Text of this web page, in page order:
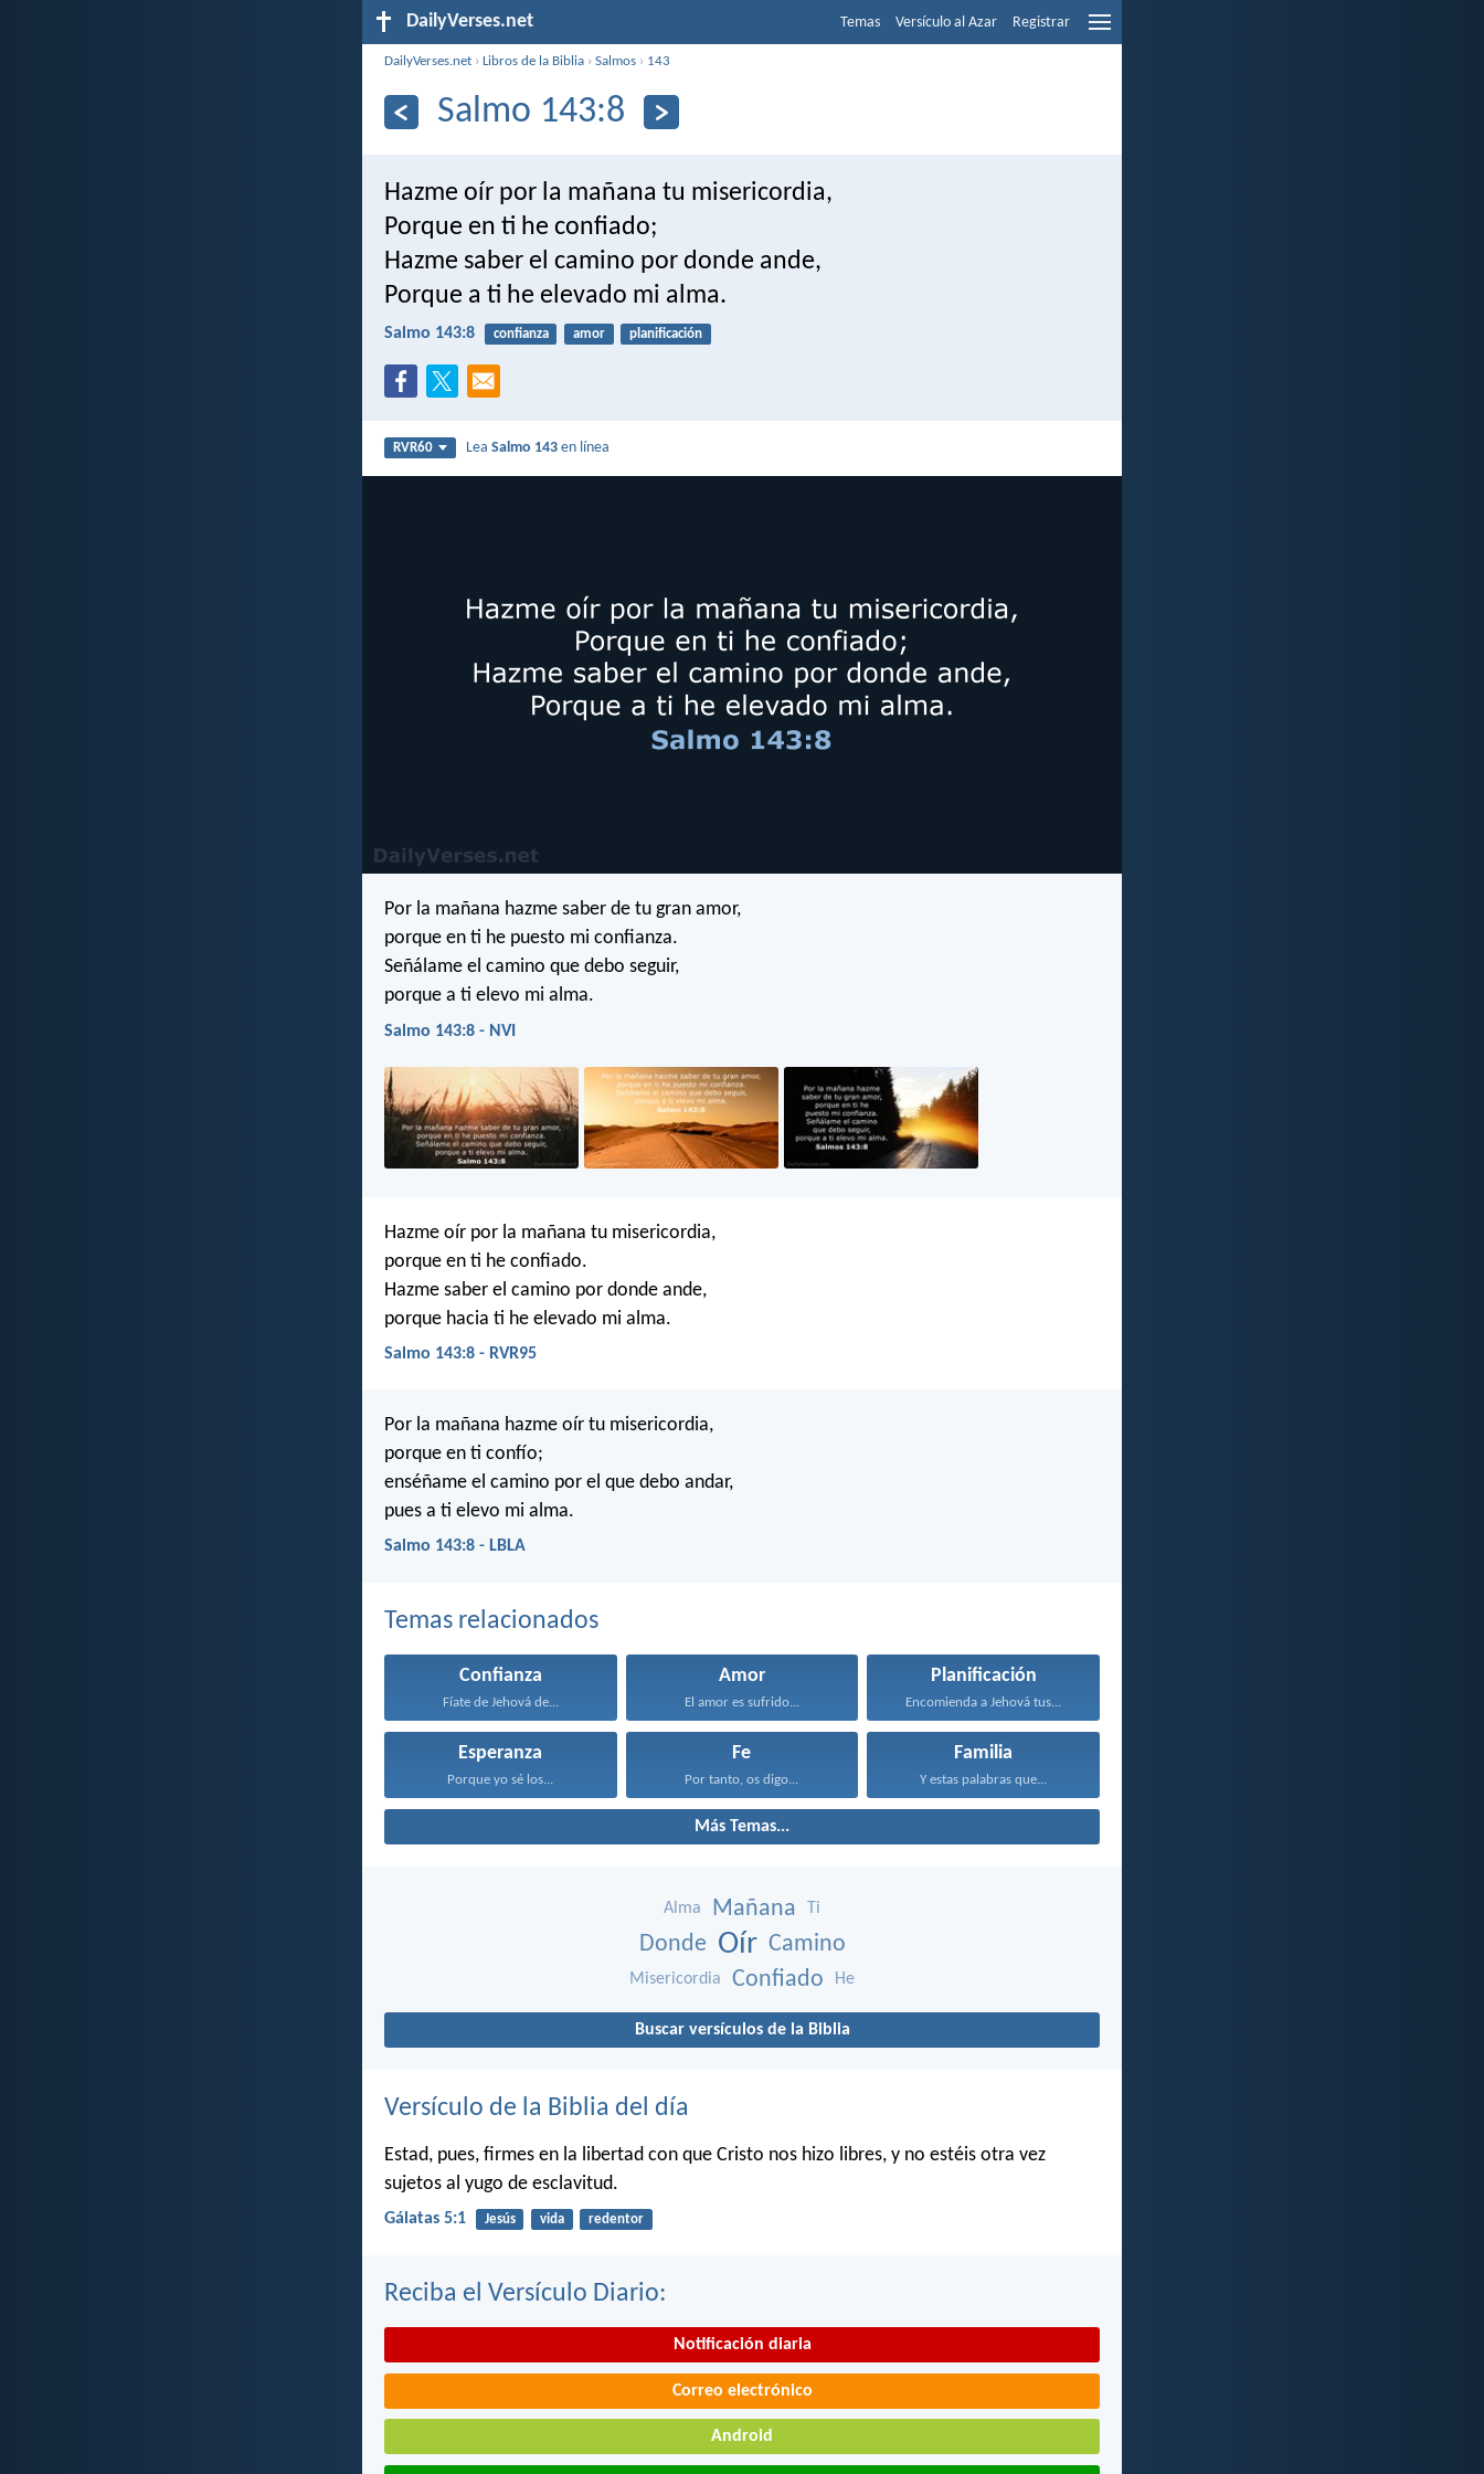
DailyVerses.net Temas Versículo al Azar Registrar
DailyVerses.net ›Libros de la Biblia ›Salmos › 143
Salmo 143:8
Hazme oír por la mañana tu misericordia,
Porque en ti he confiado;
Hazme saber el camino por donde ande,
Porque a ti he elevado mi alma.
Salmo 143:8 confianza amor planificación
RVR60 LeaSalmo 143 en línea
Por la mañana hazme saber de tu gran amor,
porque en ti he puesto mi confianza.
Señálame el camino que debo seguir,
porque a ti elevo mi alma.
Salmo 143:8 - NVI
Hazme oír por la mañana tu misericordia,
porque en ti he confiado.
Hazme saber el camino por donde ande,
porque hacia ti he elevado mi alma.
Salmo 143:8 - RVR95
Por la mañana hazme oír tu misericordia,
porque en ti confío;
enséñame el camino por el que debo andar,
pues a ti elevo mi alma.
Salmo 143:8 - LBLA
Temas relacionados
Confianza
Fíate de Jehová de...
Amor
El amor es sufrido...
Planificación
Encomienda a Jehová tus...
Esperanza
Porque yo sé los...
Fe
Por tanto, os digo...
Familia
Y estas palabras que...
Más Temas...
Alma Mañana Ti
Donde Oír Camino
Misericordia Confiado He
Buscar versículos de la Biblia
Versículo de la Biblia del día
Estad, pues, firmes en la libertad con que Cristo nos hizo libres, y no estéis otra vez
sujetos al yugo de esclavitud.
Gálatas 5:1 Jesús vida redentor
Reciba el Versículo Diario:
Notificación diaria
Correo electrónico
Android